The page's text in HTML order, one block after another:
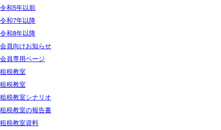
令和5年以前
令和7年以降
令和8年以降
会員向けお知らせ
会員専用ページ
租税教室
租税教室
租税教室シナリオ
租税教室の報告書
租税教室資料